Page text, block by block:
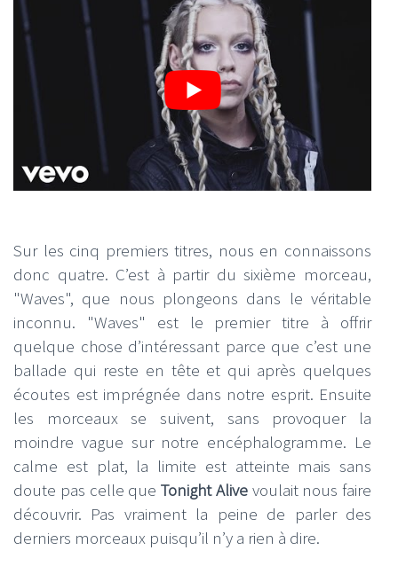
Sur les cinq premiers titres, nous en connaissons
donc quatre. C’est à partir du sixième morceau,
"Waves", que nous plongeons dans le véritable
inconnu. "Waves" est le premier titre à offrir
quelque chose d’intéressant parce que c’est une
ballade qui reste en tête et qui après quelques
écoutes est imprégnée dans notre esprit. Ensuite
les morceaux se suivent, sans provoquer la
moindre vague sur notre encéphalogramme. Le
calme est plat, la limite est atteinte mais sans
doute pas celle que Tonight Alivevoulait nous faire
découvrir. Pas vraiment la peine de parler des
derniers morceaux puisqu’il n’y a rien à dire.